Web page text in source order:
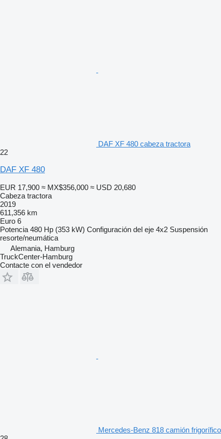
DAF XF 480 cabeza tractora
22
DAF XF 480
EUR 17,900 ≈ MX$356,000 ≈ USD 20,680
Cabeza tractora
2019
611,356 km
Euro 6
Potencia 480 Hp (353 kW) Configuración del eje 4x2 Suspensión
resorte/neumática
Alemania, Hamburg
TruckCenter-Hamburg
Contacte con el vendedor
Mercedes-Benz 818 camión frigorífico